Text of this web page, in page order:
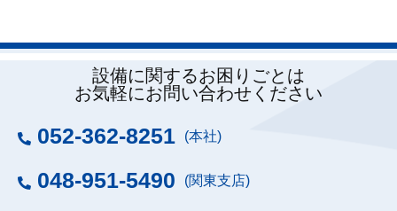
設備に関するお困りごとは
お気軽にお問い合わせください
052-362-8251 (本社)
048-951-5490 (関東支店)